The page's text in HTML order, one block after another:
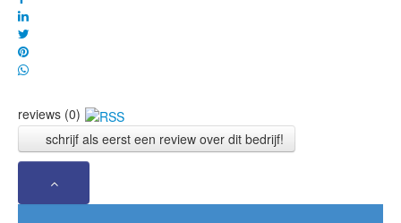
reviews (0)
schrijf als eerst een review over dit bedrijf!